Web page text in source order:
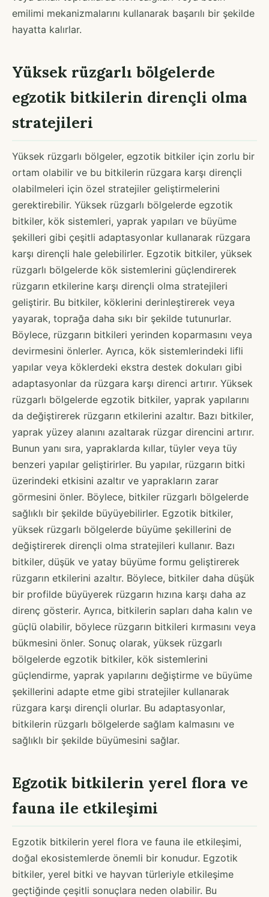
emilimi mekanizmalarını kullanarak başarılı bir şekilde
hayatta kalırlar.
Yüksek rüzgarlı bölgelerde
egzotik bitkilerin dirençli olma
stratejileri
Yüksek rüzgarlı bölgeler, egzotik bitkiler için zorlu bir
ortam olabilir ve bu bitkilerin rüzgara karşı dirençli
olabilmeleri için özel stratejiler geliştirmelerini
gerektirebilir. Yüksek rüzgarlı bölgelerde egzotik
bitkiler, kök sistemleri, yaprak yapıları ve büyüme
şekilleri gibi çeşitli adaptasyonlar kullanarak rüzgara
karşı dirençli hale gelebilirler. Egzotik bitkiler, yüksek
rüzgarlı bölgelerde kök sistemlerini güçlendirerek
rüzgarın etkilerine karşı dirençli olma stratejileri
geliştirir. Bu bitkiler, köklerini derinleştirerek veya
yayarak, toprağa daha sıkı bir şekilde tutunurlar.
Böylece, rüzgarın bitkileri yerinden koparmasını veya
devirmesini önlerler. Ayrıca, kök sistemlerindeki lifli
yapılar veya köklerdeki ekstra destek dokuları gibi
adaptasyonlar da rüzgara karşı direnci artırır. Yüksek
rüzgarlı bölgelerde egzotik bitkiler, yaprak yapılarını
da değiştirerek rüzgarın etkilerini azaltır. Bazı bitkiler,
yaprak yüzey alanını azaltarak rüzgar direncini artırır.
Bunun yanı sıra, yapraklarda kıllar, tüyler veya tüy
benzeri yapılar geliştirirler. Bu yapılar, rüzgarın bitki
üzerindeki etkisini azaltır ve yaprakların zarar
görmesini önler. Böylece, bitkiler rüzgarlı bölgelerde
sağlıklı bir şekilde büyüyebilirler. Egzotik bitkiler,
yüksek rüzgarlı bölgelerde büyüme şekillerini de
değiştirerek dirençli olma stratejileri kullanır. Bazı
bitkiler, düşük ve yatay büyüme formu geliştirerek
rüzgarın etkilerini azaltır. Böylece, bitkiler daha düşük
bir profilde büyüyerek rüzgarın hızına karşı daha az
direnç gösterir. Ayrıca, bitkilerin sapları daha kalın ve
güçlü olabilir, böylece rüzgarın bitkileri kırmasını veya
bükmesini önler. Sonuç olarak, yüksek rüzgarlı
bölgelerde egzotik bitkiler, kök sistemlerini
güçlendirme, yaprak yapılarını değiştirme ve büyüme
şekillerini adapte etme gibi stratejiler kullanarak
rüzgara karşı dirençli olurlar. Bu adaptasyonlar,
bitkilerin rüzgarlı bölgelerde sağlam kalmasını ve
sağlıklı bir şekilde büyümesini sağlar.
Egzotik bitkilerin yerel flora ve
fauna ile etkileşimi
Egzotik bitkilerin yerel flora ve fauna ile etkileşimi,
doğal ekosistemlerde önemli bir konudur. Egzotik
bitkiler, yerel bitki ve hayvan türleriyle etkileşime
geçtiğinde çeşitli sonuçlara neden olabilir. Bu